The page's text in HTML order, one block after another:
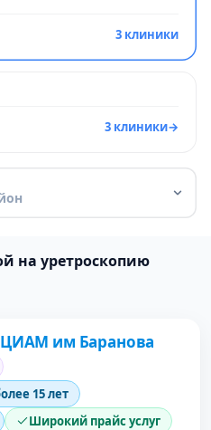
3 клиники
3 клиники→
на уретроскопию
им Баранова
15 лет
Широкий прайс услуг